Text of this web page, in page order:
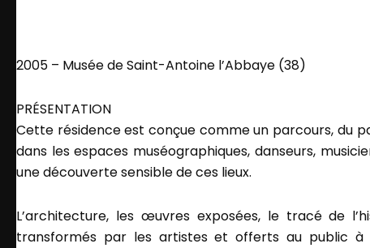
2005 – Musée de Saint-Antoine l’Abbaye (38)
PRÉSENTATION
Cette résidence est conçue comme un parcours, du
dans les espaces muséographiques, danseurs,
une découverte sensible de ces lieux.
L’architecture, les œuvres exposées, le tracé de
transformés par les artistes et offerts au public à